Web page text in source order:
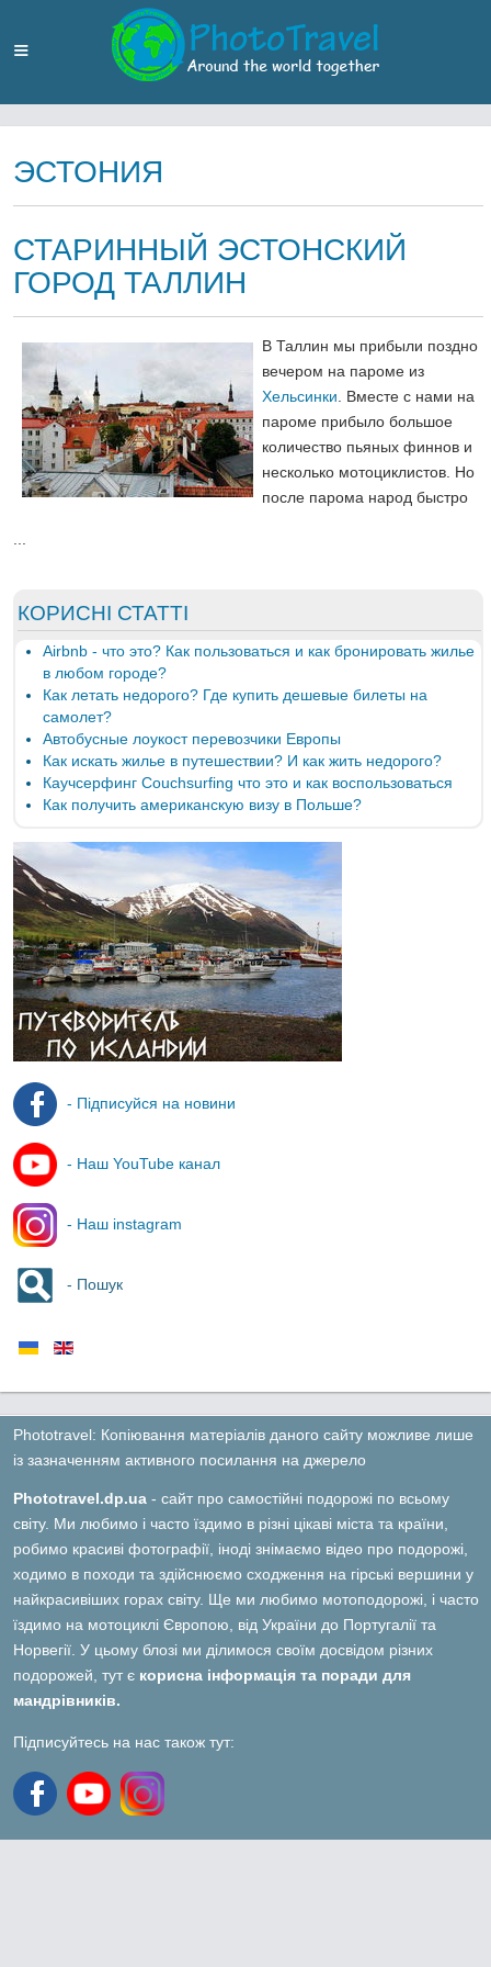
ЭСТОНИЯ
СТАРИННЫЙ ЭСТОНСКИЙ
ГОРОД ТАЛЛИН
В Таллин мы прибыли поздно
вечером на пароме из
Хельсинки . Вместе с нами на
пароме прибыло большое
количество пьяных финнов и
несколько мотоциклистов. Но
после парома народ быстро
КОРИСНІ СТАТТІ
Airbnb - что это? Как пользоваться и как бронировать жилье
в любом городе?
Как летать недорого? Где купить дешевые билеты на
самолет?
Автобусные лоукост перевозчики Европы
Как искать жилье в путешествии? И как жить недорого?
Каучсерфинг Couchsurfing что это и как воспользоваться
Как получить американскую визу в Польше?
- Підписуйся на новини
- Наш YouTube канал
- Наш instagram
- Пошук
Phototravel: Копіювання матеріалів даного сайту можливе лише
із зазначенням активного посилання на джерело
Phototravel.dp.ua - сайт про самостійні подорожі по всьому
світу. Ми любимо і часто їздимо в різні цікаві міста та країни,
робимо красиві фотографії, іноді знімаємо відео про подорожі,
ходимо в походи та здійснюємо сходження на гірські вершини у
найкрасивіших горах світу. Ще ми любимо мотоподорожі, і часто
їздимо на мотоциклі Європою, від України до Португалії та
Норвегії. У цьому блозі ми ділимося своїм досвідом різних
подорожей, тут є корисна інформація та поради для
мандрівників.
Підписуйтесь на нас також тут: